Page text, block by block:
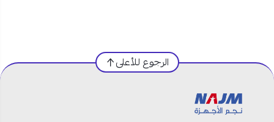
سامسونج
رقم الموديل:UA65U8000FUXZN
الحجم:
نوع الشاشة:
الرجوع للأعلى